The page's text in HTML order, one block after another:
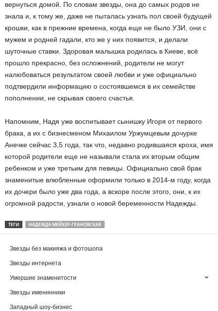
вернуться домой. По словам звезды, она до самых родов не
знала и, к тому же, даже не пыталась узнать пол своей будущей
крошки, как в прежние времена, когда еще не было УЗИ, они с
мужем и родней гадали, кто же у них появится, и делали
шуточные ставки. Здоровая малышка родилась в Киеве, всё
прошло прекрасно, без осложнений, родители не могут
налюбоваться результатом своей любви и уже официально
подтвердили информацию о состоявшемся в их семействе
пополнении, не скрывая своего счастья.
Напомним, Надя уже воспитывает сынишку Игоря от первого
брака, а их с бизнесменом Михаилом Уржумцевым дочурке
Анечке сейчас 3,5 года, так что, недавно родившаяся кроха, имя
которой родители еще не называли стала их вторым общим
ребенком и уже третьим для певицы. Официально свой брак
знаменитые влюбленные оформили только в 2014-м году, когда
их дочери было уже два года, а вскоре после этого, они, к их
огромной радости, узнали о новой беременности Надежды.
ТЕГИ НАДЕЖДА МЕЙХЕР-ГРАНОВСКАЯ
Звезды без макияжа и фотошопа
Звезды интернета
Умершие знаменитости
Звезды именинники
Западный шоу-бизнес